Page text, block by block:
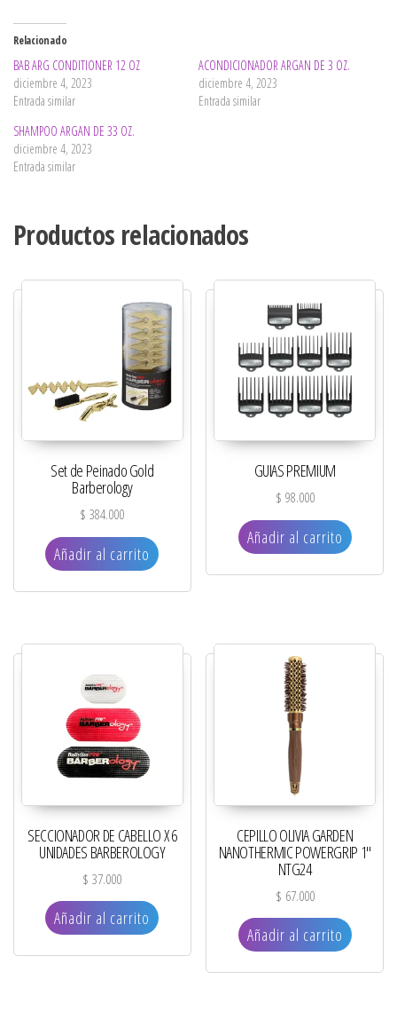
Relacionado
BAB ARG CONDITIONER 12 OZ
diciembre 4, 2023
Entrada similar
ACONDICIONADOR ARGAN DE 3 OZ.
diciembre 4, 2023
Entrada similar
SHAMPOO ARGAN DE 33 OZ.
diciembre 4, 2023
Entrada similar
Productos relacionados
Set de Peinado Gold
Barberology
$ 384.000
Añadir al carrito
GUIAS PREMIUM
$ 98.000
Añadir al carrito
SECCIONADOR DE CABELLO X 6
UNIDADES BARBEROLOGY
$ 37.000
Añadir al carrito
CEPILLO OLIVIA GARDEN
NANOTHERMIC POWERGRIP 1″
NTG24
$ 67.000
Añadir al carrito